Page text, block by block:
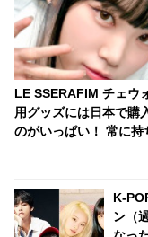
LE SSERAFIM チェウ
用グッズには日本で購
のがいっぱい！ 常に持
る日本のアイテムにび
「バッグの中身がほぼ
だ」
K-
ン（